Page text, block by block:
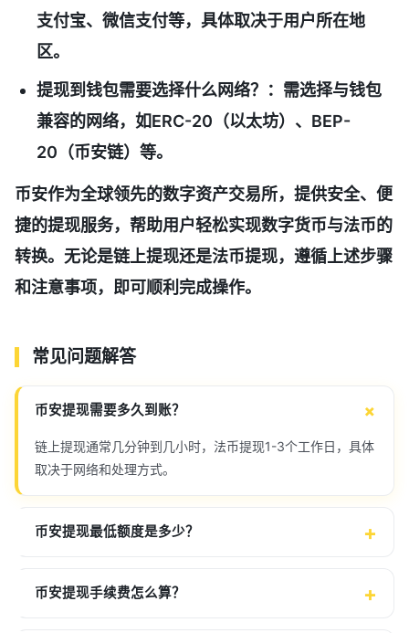
支付宝、微信支付等，具体取决于用户所在地
区。
提现到钱包需要选择什么网络？ ：需选择与钱包
兼容的网络，如ERC-20（以太坊）、BEP-
20（币安链）等。
币安作为全球领先的数字资产交易所，提供安全、便
捷的提现服务，帮助用户轻松实现数字货币与法币的
转换。无论是链上提现还是法币提现，遵循上述步骤
和注意事项，即可顺利完成操作。
常见问题解答
币安提现需要多久到账？
链上提现通常几分钟到几小时，法币提现1-3个工作日，具体
取决于网络和处理方式。
币安提现最低额度是多少？
币安提现手续费怎么算？